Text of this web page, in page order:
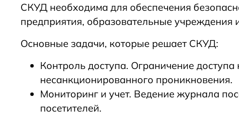
СКУД необходима для обеспечения
предприятия, образовательные
Основные задачи, которые решает СКУД:
Контроль доступа. Ограничение
несанкционированного проникновения.
Мониторинг и учет. Ведение журнала
посетителей.